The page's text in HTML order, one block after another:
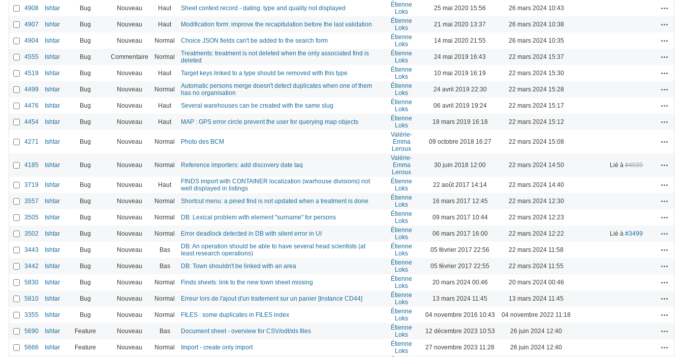
4908 Ishtar Bug Nouveau Haut Sheet context record - dating: type and quality not displayed
Étienne
Loks
25 mai 2020 15:56 26 mars 2024 10:43
4907 Ishtar Bug Nouveau Haut Modification form: improve the recapitulation before the last validation
Étienne
Loks
21 mai 2020 13:37 26 mars 2024 10:38
4904 Ishtar Bug Nouveau Normal Choice JSON fields can't be added to the search form
Étienne
Loks
14 mai 2020 21:55 26 mars 2024 10:35
4555 Ishtar Bug Commentaire Normal
Treatments: treatment is not deleted when the only associated find is
deleted
Étienne
Loks
24 mai 2019 16:43 22 mars 2024 15:37
4519 Ishtar Bug Nouveau Haut Target keys linked to a type should be removed with this type
Étienne
Loks
10 mai 2019 16:19 22 mars 2024 15:30
4499 Ishtar Bug Nouveau Normal
Automatic persons merge doesn't detect duplicates when one of them
has no organisation
Étienne
Loks
24 avril 2019 22:30 22 mars 2024 15:28
4476 Ishtar Bug Nouveau Haut Several warehouses can be created with the same slug
Étienne
Loks
06 avril 2019 19:24 22 mars 2024 15:17
4454 Ishtar Bug Nouveau Haut MAP : GPS error circle prevent the user for querying map objects
Étienne
Loks
18 mars 2019 16:18 22 mars 2024 15:12
4271 Ishtar Bug Nouveau Normal Photo des BCM
Valérie-
Emma
Leroux
09 octobre 2018 16:27 22 mars 2024 15:08
4185 Ishtar Bug Nouveau Normal Reference importers: add discovery date taq
Valérie-
Emma
Leroux
30 juin 2018 12:00 22 mars 2024 14:50 Lié à #4039
3719 Ishtar Bug Nouveau Haut
FINDS import with CONTAINER localization (warhouse divisions) not
well displayed in listings
Étienne
Loks
22 août 2017 14:14 22 mars 2024 14:40
3557 Ishtar Bug Nouveau Normal Shortcut menu: a pined find is not updated when a treatment is done
Étienne
Loks
16 mars 2017 12:45 22 mars 2024 12:30
3505 Ishtar Bug Nouveau Normal DB: Lexical problem with element "surname" for persons
Étienne
Loks
09 mars 2017 10:44 22 mars 2024 12:23
3502 Ishtar Bug Nouveau Normal Error deadlock detected in DB with silent error in UI
Étienne
Loks
06 mars 2017 16:00 22 mars 2024 12:22 Lié à #3499
3443 Ishtar Bug Nouveau Bas
DB: An operation should be able to have several head scientists (at
least research operations)
Étienne
Loks
05 février 2017 22:56 22 mars 2024 11:58
3442 Ishtar Bug Nouveau Bas DB: Town shouldn't be linked with an area
Étienne
Loks
05 février 2017 22:55 22 mars 2024 11:55
5830 Ishtar Bug Nouveau Normal Finds sheets: link to the new town sheet missing
Étienne
Loks
20 mars 2024 00:46 20 mars 2024 00:46
5810 Ishtar Bug Nouveau Normal Erreur lors de l'ajout d'un traitement sur un panier [Instance CD44]
Étienne
Loks
13 mars 2024 11:45 13 mars 2024 11:45
3355 Ishtar Bug Nouveau Normal FILES : some duplicates in FILES index
Étienne
Loks
04 novembre 2016 10:43 04 novembre 2022 11:18
5690 Ishtar Feature Nouveau Bas Document sheet - overview for CSV/odt/xls files
Étienne
Loks
12 décembre 2023 10:53 26 juin 2024 12:40
5666 Ishtar Feature Nouveau Normal Import - create only import
Étienne
Loks
27 novembre 2023 11:28 26 juin 2024 12:40